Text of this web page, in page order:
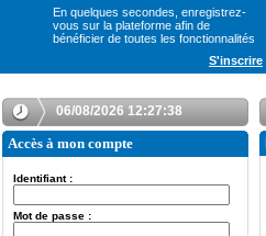
En quelques secondes, enregistrez-
vous sur la plateforme afin de
bénéficier de toutes les fonctionnalités
S'inscrire
06/08/2026 12:27:38
Accès à mon compte
Identifiant :
Mot de passe :